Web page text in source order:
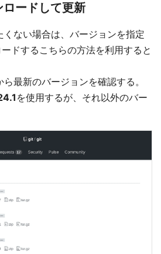
ードして更新
ない場合は、バージョンを指定
ドするこちらの方法を利用すると
ら最新のバージョンを確認する。
を使用するが、それ以外のバー